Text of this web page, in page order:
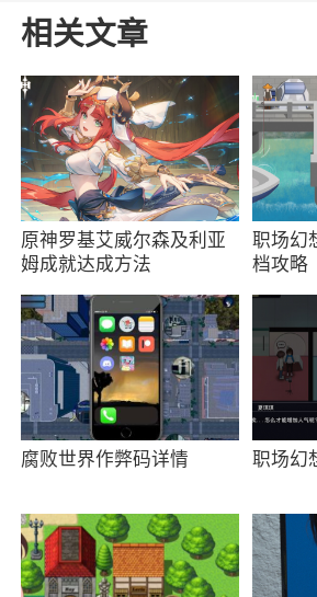
1、沉浸式开放世界：游戏
和10种气象变化。这个世界充
物、人工智能机械体和不时袭来
家提供了丰富的探索和挑战
2、资源管理和基地建设：
有限的资源，包括木材、石头
立和不断升级自己的基地，这不
键，也是展示创造力的机会
3、岛上诞生出了6种地貌
现。但实验岛的环境日益严峻
发的部分空投物资含有毒素，
会“变身boss”与其他幸存者成为
4、敌人种类丰富：岛上有
还有AI机器人和变种生物。这些
相关文章
原神罗基艾威尔森及利亚
姆成就达成方法
职场幻
档攻略
腐败世界作弊码详情 职场幻